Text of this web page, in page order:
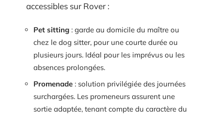
accessibles sur Rover :
Pet sitting : garde au domicile du maître ou
chez le dog sitter, pour une courte durée ou
plusieurs jours. Idéal pour les imprévus ou les
absences prolongées.
Promenade : solution privilégiée des journées
surchargées. Les promeneurs assurent une
sortie adaptée, tenant compte du caractère du